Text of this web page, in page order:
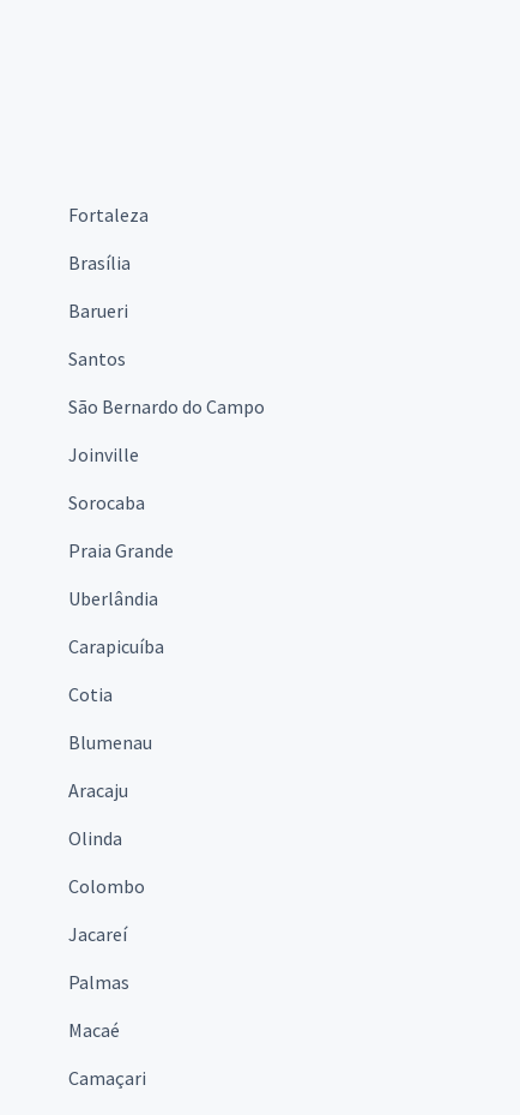
Fortaleza
Brasília
Barueri
Santos
São Bernardo do Campo
Joinville
Sorocaba
Praia Grande
Uberlândia
Carapicuíba
Cotia
Blumenau
Aracaju
Olinda
Colombo
Jacareí
Palmas
Macaé
Camaçari